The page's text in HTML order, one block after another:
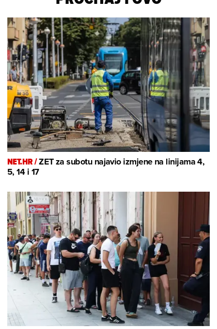
NET.HR /ZET za subotu najavio izmjene na linijama 4,
5, 14 i 17